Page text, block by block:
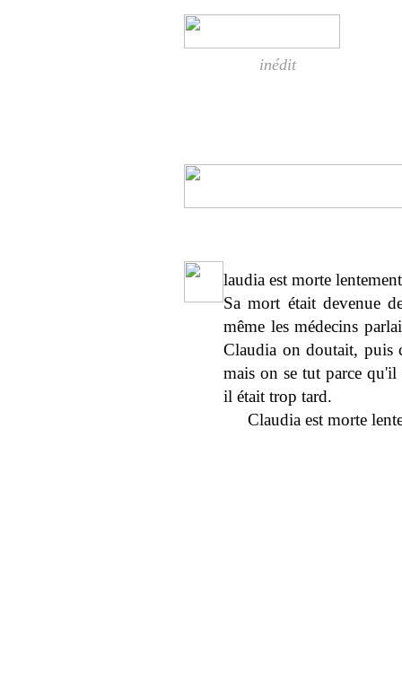
inédit
laudia est morte
Sa mort était devenue
même les médecins
Claudia on doutait, puis
mais on se tut parce
il était trop tard.
Claudia est morte